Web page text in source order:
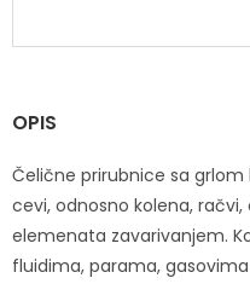
OPIS
Čelične prirubnice sa
cevi, odnosno kolena,
elemenata zavarivanjem.
fluidima, parama,